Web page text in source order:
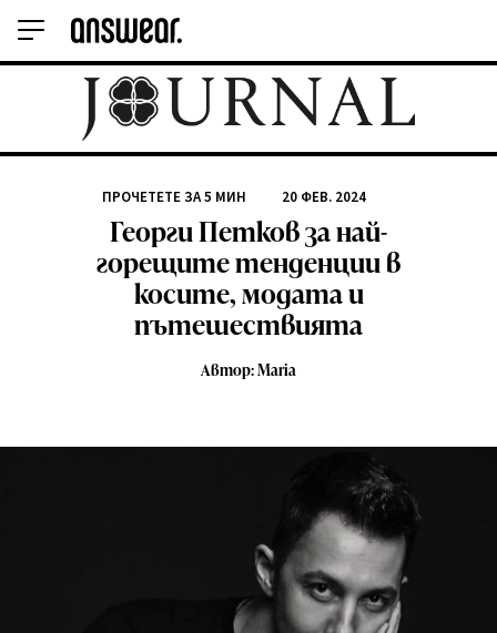
ПРОЧЕТЕТЕ ЗА5 МИН 20 ФЕВ. 2024
Георги Петков за най-
горещите тенденции в
косите, модата и
пътешествията
Автор: Maria